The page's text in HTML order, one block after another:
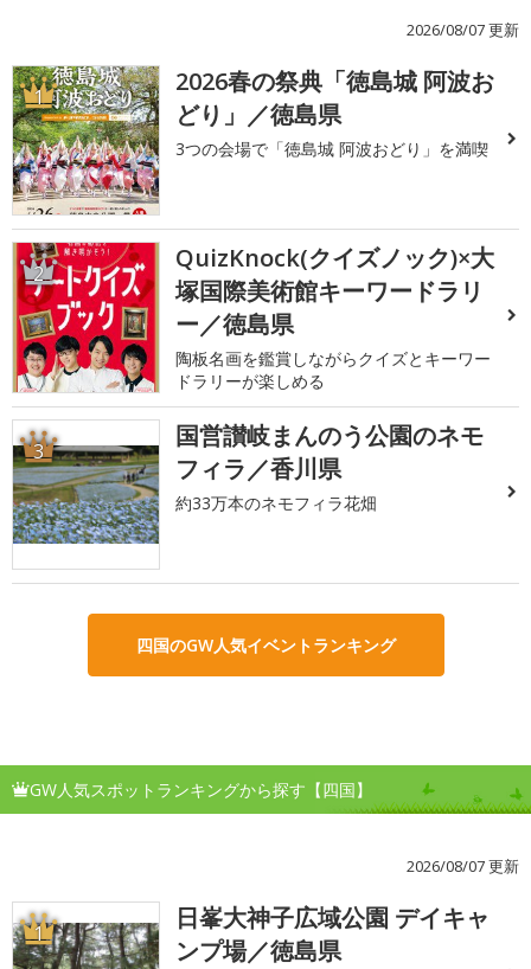
2026/08/07 更新
1
2026春の祭典「徳島城 阿波お
どり」／徳島県
3つの会場で「徳島城 阿波おどり」を満喫
2
QuizKnock(クイズノック)×大
塚国際美術館キーワードラリ
ー／徳島県
陶板名画を鑑賞しながらクイズとキーワー
ドラリーが楽しめる
3
国営讃岐まんのう公園のネモ
フィラ／香川県
約33万本のネモフィラ花畑
四国のGW人気イベントランキング
GW人気スポットランキングから探す【四国】
2026/08/07 更新
1
日峯大神子広域公園 デイキャ
ンプ場／徳島県